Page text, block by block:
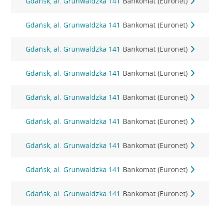
Gdańsk, al. Grunwaldzka 141 Bankomat (Euronet)
Gdańsk, al. Grunwaldzka 141 Bankomat (Euronet)
Gdańsk, al. Grunwaldzka 141 Bankomat (Euronet)
Gdańsk, al. Grunwaldzka 141 Bankomat (Euronet)
Gdańsk, al. Grunwaldzka 141 Bankomat (Euronet)
Gdańsk, al. Grunwaldzka 141 Bankomat (Euronet)
Gdańsk, al. Grunwaldzka 141 Bankomat (Euronet)
Gdańsk, al. Grunwaldzka 141 Bankomat (Euronet)